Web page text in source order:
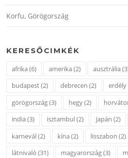
Korfu, Görögország
KERESŐCIMKÉK
afrika(6) amerika(2) ausztrália
budapest(2) debrecen (2) erdély
görögország(3) hegy(2)
india(3) isztambul(2) japán (2)
karnevál(2) kína(2) lisszabon (2)
látnivaló (31) magyarország(3)